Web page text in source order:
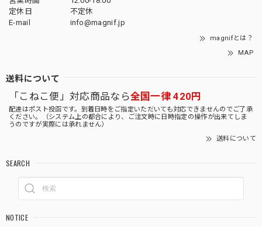
定休日
不定休
E-mail
info@magnif.jp
magnifとは？
MAP
送料について
「こねこ便」対応商品なら全国一律 420円
配達はポスト投函です。到着日時をご指定いただいても対応できませんのでご了承
ください。（システム上の都合により、ご注文時に日時指定の操作が出来てしま
うのですが実際には承れません）
送料について
SEARCH
NOTICE